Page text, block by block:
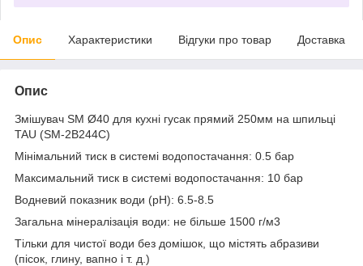
Опис Характеристики Відгуки про товар Доставка
Опис
Змішувач SM Ø40 для кухні гусак прямий 250мм на шпильці
TAU (SM-2B244C)
Мінімальний тиск в системі водопостачання: 0.5 бар
Максимальний тиск в системі водопостачання: 10 бар
Водневий показник води (pH): 6.5-8.5
Загальна мінералізація води: не більше 1500 г/м3
Тільки для чистої води без домішок, що містять абразиви
(пісок, глину, вапно і т. д.)